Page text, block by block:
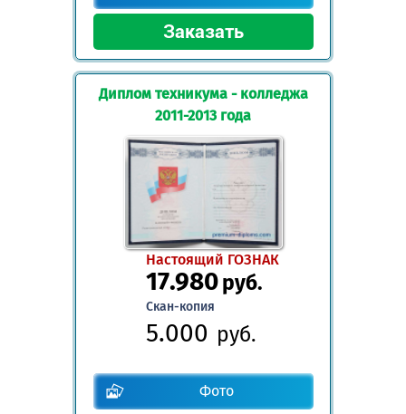
Диплом техникума - колледжа
2011-2013 года
Настоящий ГОЗНАК
17.980руб.
Скан-копия
5.000 руб.
Фото